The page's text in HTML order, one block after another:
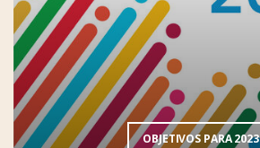
OBJETIVOS PARA 2023